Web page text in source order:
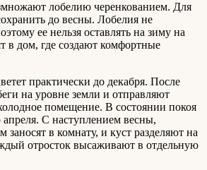
лобелию черенкованием. Для
до весны. Лобелия не
ее нельзя оставлять на зиму на
в дом, где создают комфортные
практически до декабря. После
на уровне земли и отправляют
помещение. В состоянии покоя
апреля. С наступлением весны,
заносят в комнату, и куст разделяют на
отросток высаживают в отдельную